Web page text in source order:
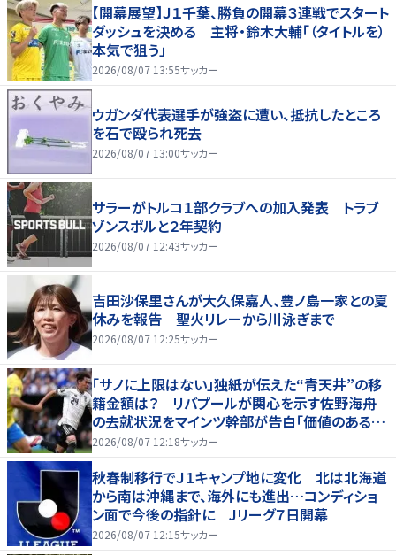
【開幕展望】Ｊ１千葉、勝負の開幕３連戦でスタート
ダッシュを決める 主将・鈴木大輔「（タイトルを）
本気で狙う」
2026/08/07 13:55サッカー
ウガンダ代表選手が強盗に遭い、抵抗したところ
を石で殴られ死去
2026/08/07 13:00サッカー
サラーがトルコ１部クラブへの加入発表 トラブ
ゾンスポルと２年契約
2026/08/07 12:43サッカー
吉田沙保里さんが大久保嘉人、豊ノ島一家との夏
休みを報告 聖火リレーから川泳ぎまで
2026/08/07 12:25サッカー
「サノに上限はない」独紙が伝えた“青天井”の移
籍金額は？ リバプールが関心を示す佐野海舟
の去就状況をマインツ幹部が告白「価値のあるも
のになる」
2026/08/07 12:18サッカー
秋春制移行でＪ１キャンプ地に変化 北は北海道
から南は沖縄まで、海外にも進出…コンディショ
ン面で今後の指針に Jリーグ７日開幕
2026/08/07 12:15サッカー